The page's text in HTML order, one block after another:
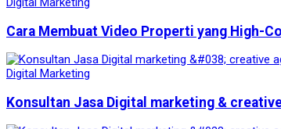
Cara Membuat Video Properti yang High-
Digital Marketing
Konsultan Jasa Digital marketing &